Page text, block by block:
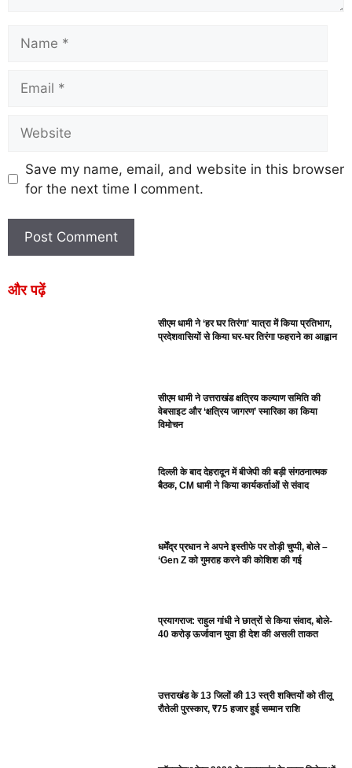
Save my name, email, and website in this browser
for the next time I comment.
और पढ़ें
सीएम धामी ने ‘हर घर तिरंगा’ यात्रा में किया प्रतिभाग,
प्रदेशवासियों से किया घर-घर तिरंगा फहराने का आह्वान
सीएम धामी ने उत्तराखंड क्षत्रिय कल्याण समिति की
वेबसाइट और ‘क्षत्रिय जागरण’ स्मारिका का किया
विमोचन
दिल्ली के बाद देहरादून में बीजेपी की बड़ी संगठनात्मक
बैठक, CM धामी ने किया कार्यकर्ताओं से संवाद
धर्मेंद्र प्रधान ने अपने इस्तीफे पर तोड़ी चुप्पी, बोले –
‘Gen Z को गुमराह करने की कोशिश की गई
प्रयागराज: राहुल गांधी ने छात्रों से किया संवाद, बोले-
40 करोड़ ऊर्जावान युवा ही देश की असली ताकत
उत्तराखंड के 13 जिलों की 13 स्त्री शक्तियों को तीलू
रौतेली पुरस्कार, ₹75 हजार हुई सम्मान राशि